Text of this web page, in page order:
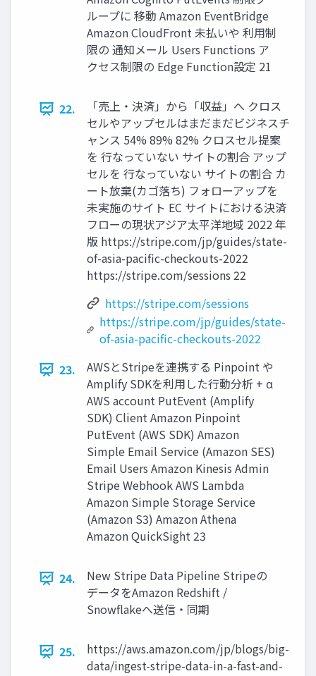
ループに 移動 Amazon EventBridge
Amazon CloudFront 未払いや 利用制
限の 通知メール Users Functions ア
クセス制限の Edge Function設定 21
22.
「売上・決済」から「収益」へ クロス
セルやアップセルはまだまだビジネスチ
ャンス 54% 89% 82% クロスセル提案
を 行なっていない サイトの割合 アップ
セルを 行なっていない サイトの割合 カ
ート放棄(カゴ落ち) フォローアップを
未実施のサイト EC サイトにおける決済
フローの現状アジア太平洋地域 2022 年
版 https://stripe.com/jp/guides/state-
of-asia-pacific-checkouts-2022
https://stripe.com/sessions 22
https://stripe.com/sessions
https://stripe.com/jp/guides/state-
of-asia-pacific-checkouts-2022
23.
AWSとStripeを連携する Pinpoint や
Amplify SDKを利用した行動分析 + α
AWS account PutEvent (Amplify
SDK) Client Amazon Pinpoint
PutEvent (AWS SDK) Amazon
Simple Email Service (Amazon SES)
Email Users Amazon Kinesis Admin
Stripe Webhook AWS Lambda
Amazon Simple Storage Service
(Amazon S3) Amazon Athena
Amazon QuickSight 23
24.
New Stripe Data Pipeline Stripeの
データをAmazon Redshift /
Snowﬂakeへ送信・同期
25.
https://aws.amazon.com/jp/blogs/big-
data/ingest-stripe-data-in-a-fast-and-